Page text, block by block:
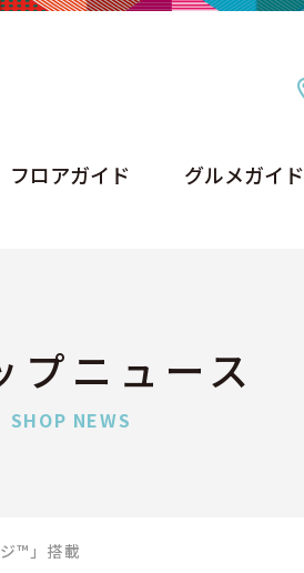
フロアガイド グルメガイド
プニュース
SHOP NEWS
™」搭載